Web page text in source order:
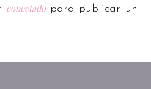
conectadopara publicar un